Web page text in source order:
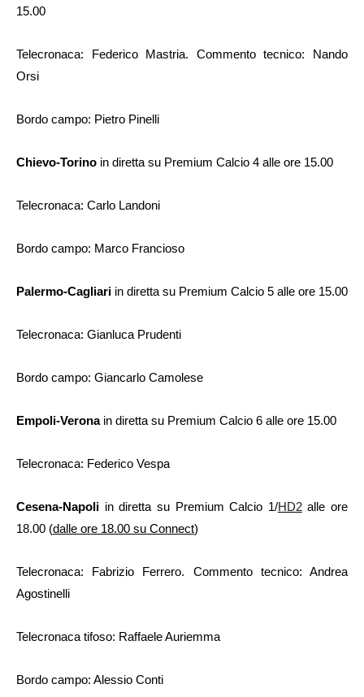
15.00
Telecronaca: Federico Mastria. Commento tecnico: Nando
Orsi
Bordo campo: Pietro Pinelli
Chievo-Torino in diretta su Premium Calcio 4 alle ore 15.00
Telecronaca: Carlo Landoni
Bordo campo: Marco Francioso
Palermo-Cagliari in diretta su Premium Calcio 5 alle ore 15.00
Telecronaca: Gianluca Prudenti
Bordo campo: Giancarlo Camolese
Empoli-Verona in diretta su Premium Calcio 6 alle ore 15.00
Telecronaca: Federico Vespa
Cesena-Napoli in diretta su Premium Calcio 1/HD2 alle ore
18.00 (dalle ore 18.00 su Connect)
Telecronaca: Fabrizio Ferrero. Commento tecnico: Andrea
Agostinelli
Telecronaca tifoso: Raffaele Auriemma
Bordo campo: Alessio Conti